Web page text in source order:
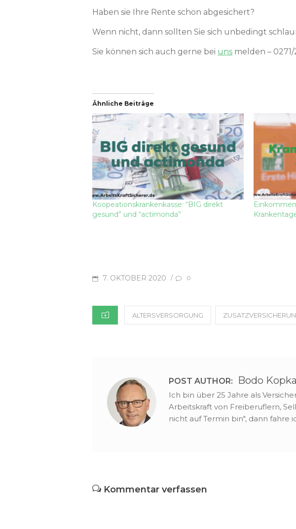
Haben sie Ihre Rente schon abgesichert?
Wenn nicht, dann sollten Sie sich unbedingt
Sie können sich auch gerne bei uns melden –
Ähnliche Beiträge
Koopeationskrankenkasse: “BIG direkt
gesund” und “actimonda”
POSTED
7. OKTOBER 2020 / 0
CATEGORIES
ALTERSVERSORGUNG
POST AUTHOR: Bodo Kopka
Ich bin über 25 Jahre als
Arbeitskraft von Freiberuflern,
nicht auf Termin bin", dann fahre
Kommentar verfassen